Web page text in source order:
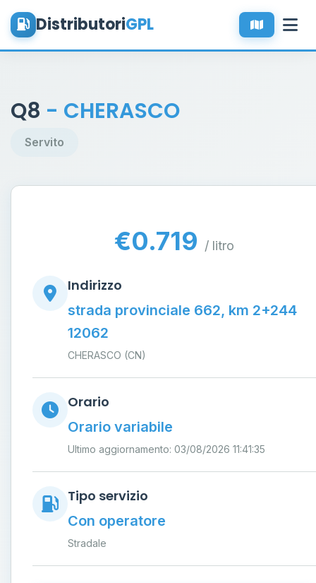
DistributoriGPL
Q8 - CHERASCO
Servito
€0.719 / litro
Indirizzo
strada provinciale 662, km 2+244
12062
CHERASCO (CN)
Orario
Orario variabile
Ultimo aggiornamento: 03/08/2026 11:41:35
Tipo servizio
Con operatore
Stradale